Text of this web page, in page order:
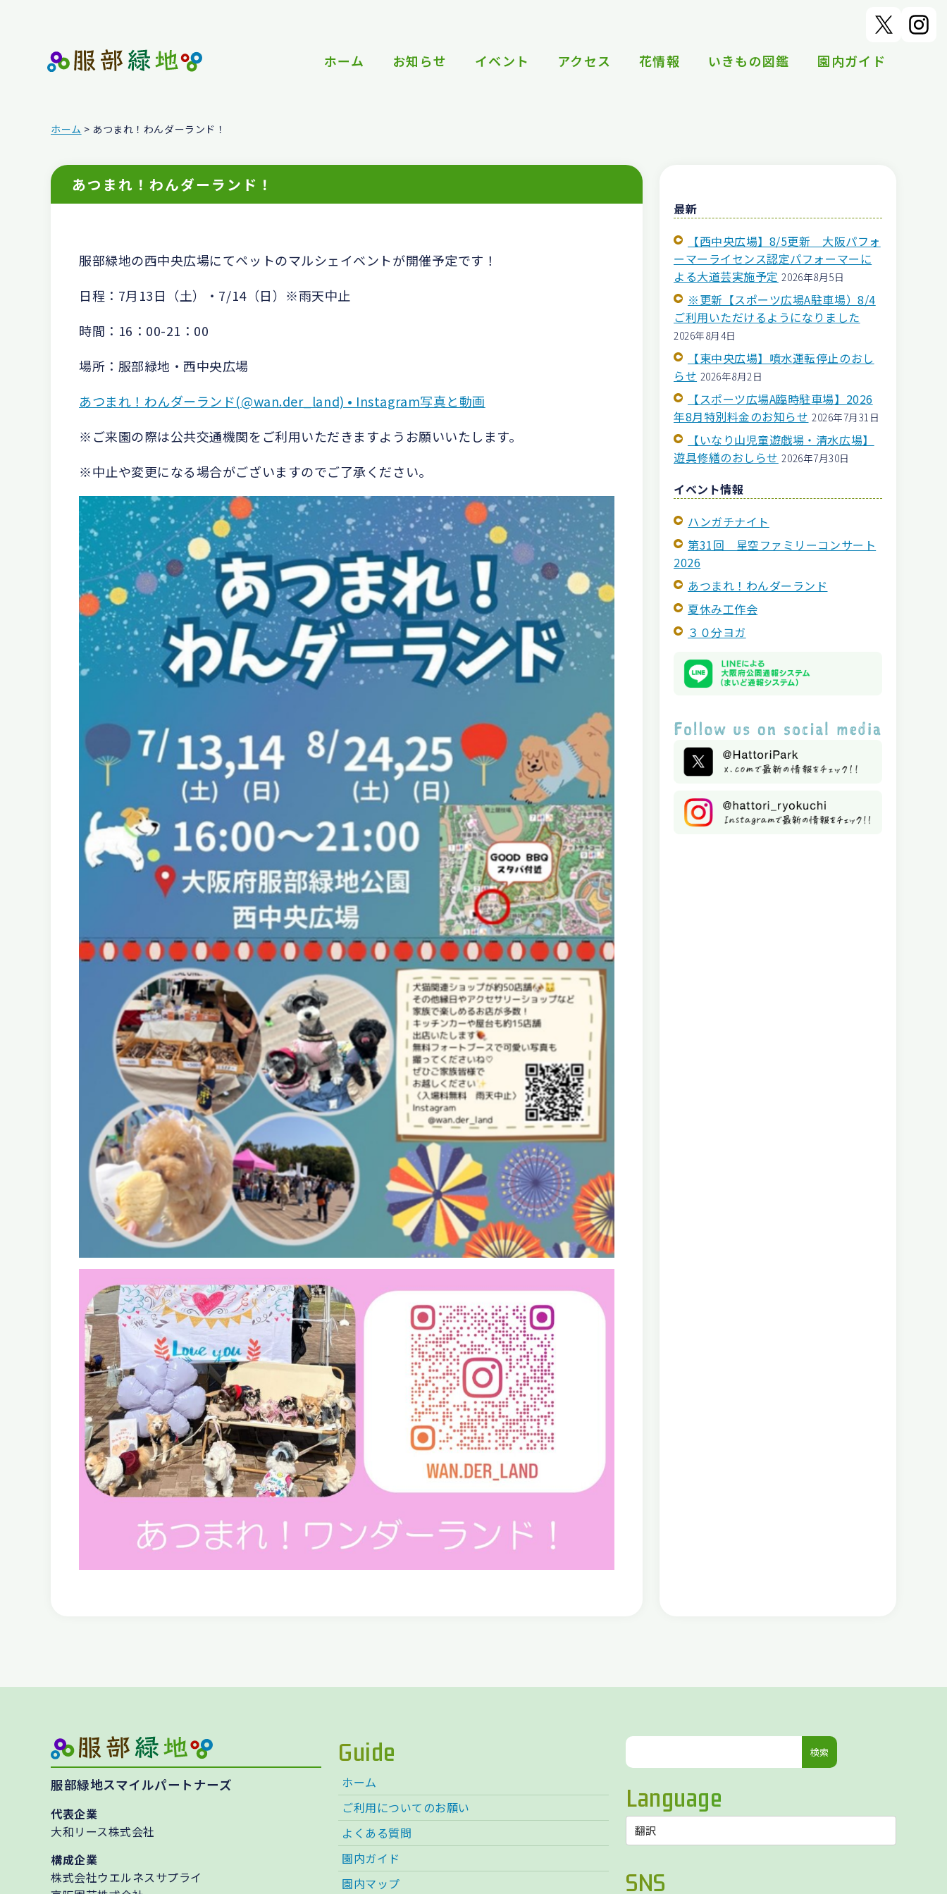
ホーム お知らせ イベント アクセス 花情報 いきもの図鑑 園内ガイド
ホーム > あつまれ！わんダーランド！
あつまれ！わんダーランド！
服部緑地の西中央広場にてペットのマルシェイベントが開催予定です！
日程：7月13日（土）・7/14（日）※雨天中止
時間：16：00-21：00
場所：服部緑地・西中央広場
あつまれ！わんダーランド(@wan.der_land) • Instagram写真と動画
※ご来園の際は公共交通機関をご利用いただきますようお願いいたします。
※中止や変更になる場合がございますのでご了承ください。
最新
【西中央広場】8/5更新 大阪パフォ
ーマーライセンス認定パフォーマーに
よる大道芸実施予定 2026年8月5日
※更新【スポーツ広場A駐車場）8/4
ご利用いただけるようになりました
2026年8月4日
【東中央広場】噴水運転停止のおし
らせ 2026年8月2日
【スポーツ広場A臨時駐車場】2026
年8月特別料金のお知らせ 2026年7月31日
【いなり山児童遊戯場・清水広場】
遊具修繕のおしらせ 2026年7月30日
イベント情報
ハンガチナイト
第31回 星空ファミリーコンサート
2026
あつまれ！わんダーランド
夏休み工作会
３０分ヨガ
服部緑地スマイルパートナーズ
代表企業
大和リース株式会社
構成企業
株式会社ウエルネスサプライ
Guide
ホーム
ご利用についてのお願い
よくある質問
園内ガイド
園内マップ
検
Language
SNS